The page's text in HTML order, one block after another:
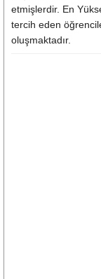
etmişlerdir. En
tercih eden
oluşmaktadır.